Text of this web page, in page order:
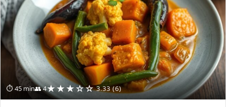
⏱ 45 min👥 4★★★☆☆ 3.33 (6)